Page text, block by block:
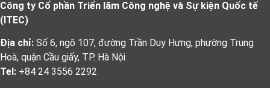
Công ty Cổ phần Triển lãm Công nghệ và Sự kiện Quốc tế
(ITEC)
Địa chỉ: Số 6, ngõ 107, đường Trần Duy Hưng, phường Trung
Hoà, quận Cầu giấy, TP. Hà Nội
Tel: +84 24 3556 2292